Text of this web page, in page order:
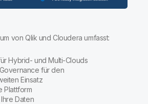
von Qlik und Cloudera umfasst:
Hybrid- und Multi-Clouds
für den
Einsatz
Plattform
Daten